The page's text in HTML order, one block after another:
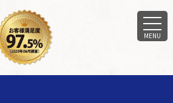
MENU